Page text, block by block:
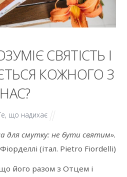
07-2025
СВЯТІСТЬ І
КОЖНОГО З
НАС?
що надихає
для смутку: не бути святим».
(італ. Pietro Fiordelli)
його разом з Отцем і